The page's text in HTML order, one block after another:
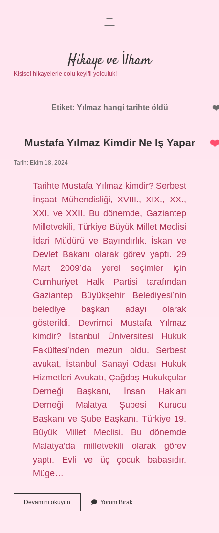
Anasayfa
Gizlilik Politikası
Yasal Uyarı
menüyü
Hikaye ve İlham
Kişisel hikayelerle dolu keyifli yolculuk!
Etiket: Yılmaz hangi tarihte öldü
Mustafa Yılmaz Kimdir Ne Iş Yapar
Tarih: Ekim 18, 2024
Tarihte Mustafa Yılmaz kimdir? Serbest
İnşaat Mühendisliği, XVIII., XIX., XX.,
XXI. ve XXII. Bu dönemde, Gaziantep
Milletvekili, Türkiye Büyük Millet Meclisi
İdari Müdürü ve Bayındırlık, İskan ve
Devlet Bakanı olarak görev yaptı. 29
Mart 2009’da yerel seçimler için
Cumhuriyet Halk Partisi tarafından
Gaziantep Büyükşehir Belediyesi’nin
belediye başkan adayı olarak
gösterildi. Devrimci Mustafa Yılmaz
kimdir? İstanbul Üniversitesi Hukuk
Fakültesi’nden mezun oldu. Serbest
avukat, İstanbul Sanayi Odası Hukuk
Hizmetleri Avukatı, Çağdaş Hukukçular
Derneği Başkanı, İnsan Hakları
Derneği Malatya Şubesi Kurucu
Başkanı ve Şube Başkanı, Türkiye 19.
Büyük Millet Meclisi. Bu dönemde
Malatya’da milletvekili olarak görev
yaptı. Evli ve üç çocuk babasıdır.
Müge…
Devamını okuyun
Yılmaz
Yorum Bırak